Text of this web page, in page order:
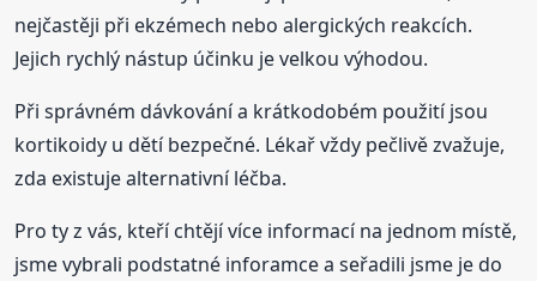
nejčastěji při ekzémech nebo alergických reakcích.
Jejich rychlý nástup účinku je velkou výhodou.
Při správném dávkování a krátkodobém použití jsou
kortikoidy u dětí bezpečné. Lékař vždy pečlivě zvažuje,
zda existuje alternativní léčba.
Pro ty z vás, kteří chtějí více informací na jednom místě,
jsme vybrali podstatné inforamce a seřadili jsme je do